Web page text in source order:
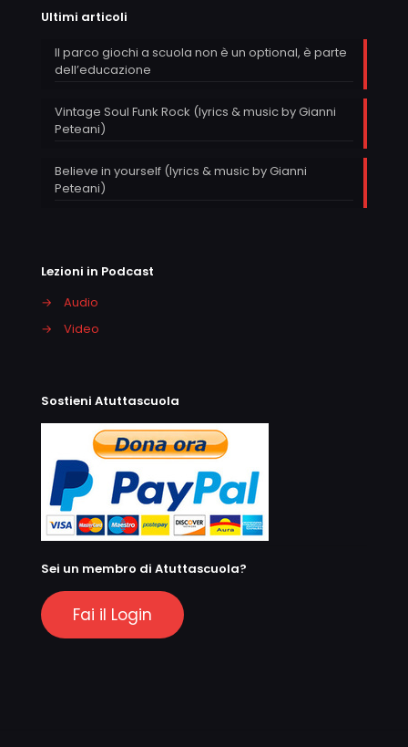
Ultimi articoli
Il parco giochi a scuola non è un optional, è parte
dell’educazione
Vintage Soul Funk Rock (lyrics & music by Gianni
Peteani)
Believe in yourself (lyrics & music by Gianni
Peteani)
Lezioni in Podcast
→
Audio
→
Video
Sostieni Atuttascuola
Sei un membro di Atuttascuola?
Fai il Login